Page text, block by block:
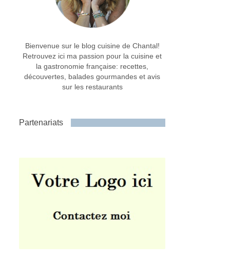
Bienvenue sur le blog cuisine de Chantal!
Retrouvez ici ma passion pour la cuisine et
la gastronomie française: recettes,
découvertes, balades gourmandes et avis
sur les restaurants
Partenariats